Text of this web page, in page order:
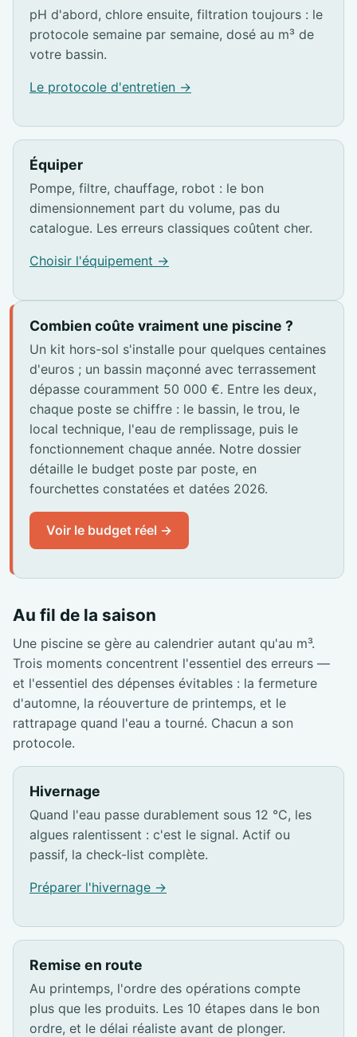
pH d'abord, chlore ensuite, filtration toujours : le
protocole semaine par semaine, dosé au m³ de
votre bassin.
Le protocole d'entretien →
Équiper
Pompe, filtre, chauffage, robot : le bon
dimensionnement part du volume, pas du
catalogue. Les erreurs classiques coûtent cher.
Choisir l'équipement →
Combien coûte vraiment une piscine ?
Un kit hors-sol s'installe pour quelques centaines
d'euros ; un bassin maçonné avec terrassement
dépasse couramment 50 000 €. Entre les deux,
chaque poste se chiffre : le bassin, le trou, le
local technique, l'eau de remplissage, puis le
fonctionnement chaque année. Notre dossier
détaille le budget poste par poste, en
fourchettes constatées et datées 2026.
Voir le budget réel →
Au fil de la saison
Une piscine se gère au calendrier autant qu'au m³.
Trois moments concentrent l'essentiel des erreurs —
et l'essentiel des dépenses évitables : la fermeture
d'automne, la réouverture de printemps, et le
rattrapage quand l'eau a tourné. Chacun a son
protocole.
Hivernage
Quand l'eau passe durablement sous 12 °C, les
algues ralentissent : c'est le signal. Actif ou
passif, la check-list complète.
Préparer l'hivernage →
Remise en route
Au printemps, l'ordre des opérations compte
plus que les produits. Les 10 étapes dans le bon
ordre, et le délai réaliste avant de plonger.